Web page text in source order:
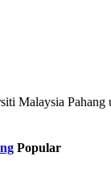
Malaysia
Popular